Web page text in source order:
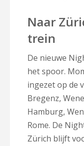
Naar
trein
De nieuwe
het spoor.
ingezet op de
Bregenz,
Hamburg,
Rome. De
Zürich blijft